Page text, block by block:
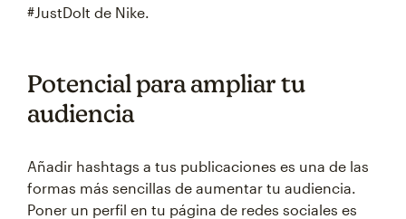
#JustDoIt de Nike.
Potencial para ampliar tu
audiencia
Añadir hashtags a tus publicaciones es una de las
formas más sencillas de aumentar tu audiencia.
Poner un perfil en tu página de redes sociales es